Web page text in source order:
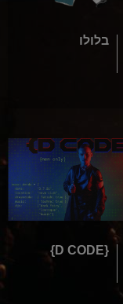
בלולו
{D CODE}